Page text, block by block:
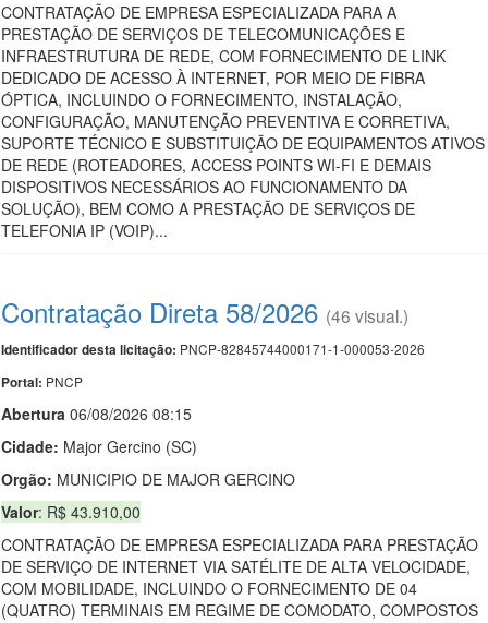
CONTRATAÇÃO DE EMPRESA ESPECIALIZADA PARA A
PRESTAÇÃO DE SERVIÇOS DE TELECOMUNICAÇÕES E
INFRAESTRUTURA DE REDE, COM FORNECIMENTO DE LINK
DEDICADO DE ACESSO À INTERNET, POR MEIO DE FIBRA
ÓPTICA, INCLUINDO O FORNECIMENTO, INSTALAÇÃO,
CONFIGURAÇÃO, MANUTENÇÃO PREVENTIVA E CORRETIVA,
SUPORTE TÉCNICO E SUBSTITUIÇÃO DE EQUIPAMENTOS ATIVOS
DE REDE (ROTEADORES, ACCESS POINTS WI-FI E DEMAIS
DISPOSITIVOS NECESSÁRIOS AO FUNCIONAMENTO DA
SOLUÇÃO), BEM COMO A PRESTAÇÃO DE SERVIÇOS DE
TELEFONIA IP (VOIP)...
Contratação Direta 58/2026 (46 visual.)
Identificador desta licitação: PNCP-82845744000171-1-000053-2026
Portal: PNCP
Abertura 06/08/2026 08:15
Cidade: Major Gercino (SC)
Orgão: MUNICIPIO DE MAJOR GERCINO
Valor: R$ 43.910,00
CONTRATAÇÃO DE EMPRESA ESPECIALIZADA PARA PRESTAÇÃO
DE SERVIÇO DE INTERNET VIA SATÉLITE DE ALTA VELOCIDADE,
COM MOBILIDADE, INCLUINDO O FORNECIMENTO DE 04
(QUATRO) TERMINAIS EM REGIME DE COMODATO, COMPOSTOS